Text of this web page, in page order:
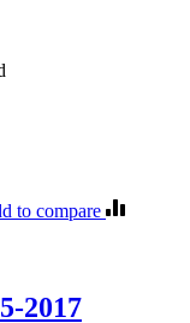
to compare
2017